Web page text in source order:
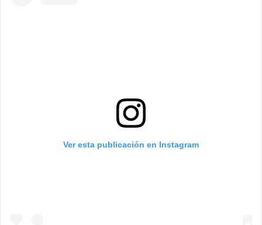
Ver esta publicación en Instagram